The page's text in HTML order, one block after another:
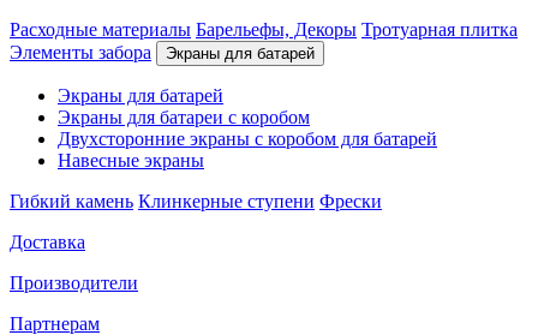
Расходные материалы Барельефы, Декоры Тротуарная плитка
Элементы забора
Экраны для батарей
Экраны для батарей
Экраны для батареи с коробом
Двухсторонние экраны с коробом для батарей
Навесные экраны
Гибкий камень Клинкерные ступени Фрески
Доставка
Производители
Партнерам